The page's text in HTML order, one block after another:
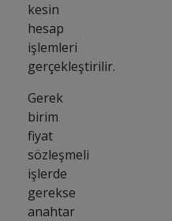
kesin
hesap
işlemleri
gerçekleştirilir.
Gerek
birim
fiyat
sözleşmeli
işlerde
gerekse
anahtar